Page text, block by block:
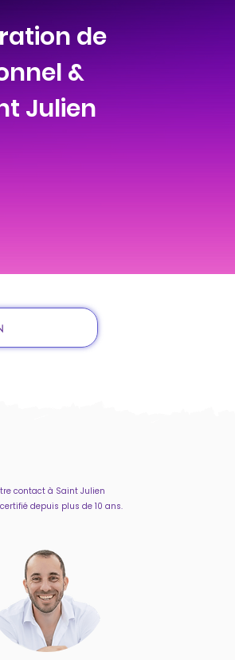
de
&
Julien
contact à Saint Julien
certifié depuis plus de 10 ans.